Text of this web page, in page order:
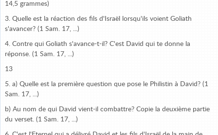
14,5 grammes)
3. Quelle est la réaction des fils d'Israël lorsqu'ils voient Goliath
s'avancer? (1 Sam. 17, ...)
4. Contre qui Goliath s'avance-t-il? C'est David qui te donne la
réponse. (1 Sam. 17, ...)
13
5. a) Quelle est la première question que pose le Philistin à David? (1
Sam. 17, ...)
b) Au nom de qui David vient-il combattre? Copie la deuxième partie
du verset. (1 Sam. 17, ...)